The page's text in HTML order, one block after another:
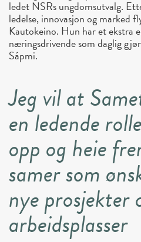
ledet NSRs ungdomsutvalg.
ledelse, innovasjon og marked
Kautokeino. Hun har et ekstra
næringsdrivende som daglig
Sápmi.
Jeg vil at
en ledende
opp og heie
samer som
nye prosjekter
arbeidsplasser